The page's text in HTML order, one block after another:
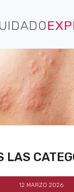
LAS
12 MARZO 2026